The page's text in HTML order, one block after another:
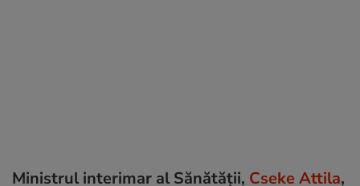
Ministrul interimar al Sănătății, Cseke Attila,